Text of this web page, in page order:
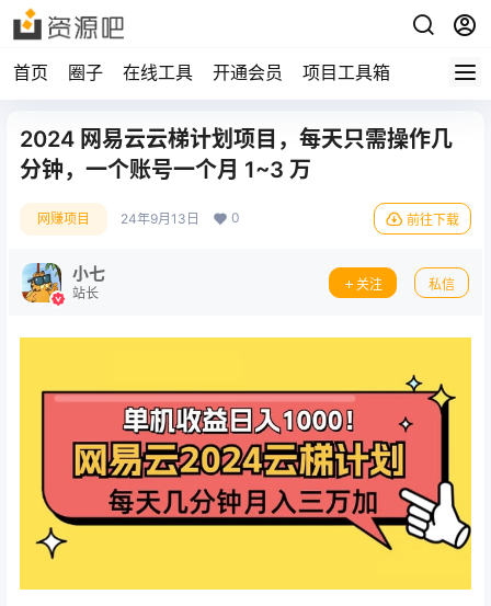
首页 圈子 在线工具 开通会员 项目工具箱
2024 网易云云梯计划项目，每天只需操作几
分钟，一个账号一个月 1~3 万
网赚项目 24年9月13日 0 前往下载
小七
站长
关注 私信